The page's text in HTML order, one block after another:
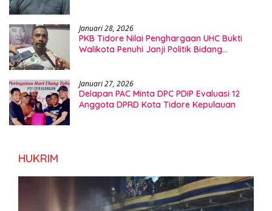
Januari 28, 2026
PKB Tidore Nilai Penghargaan UHC Bukti
Walikota Penuhi Janji Politik Bidang
Januari 27, 2026
Delapan PAC Minta DPC PDIP Evaluasi 12
Anggota DPRD Kota Tidore Kepulauan
HUKRIM